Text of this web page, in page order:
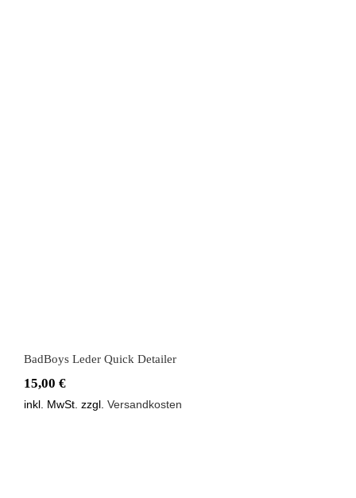
BadBoys Leder Quick Detailer
15,00 €
inkl. MwSt. zzgl. Versandkosten